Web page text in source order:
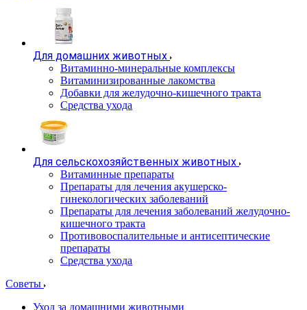
Для домашних животных
Витаминно-минеральные комплексы
Витаминизированные лакомства
Добавки для желудочно-кишечного тракта
Средства ухода
Для сельскохозяйственных животных
Витаминные препараты
Препараты для лечения акушерско-
гинекологических заболеваний
Препараты для лечения заболеваний желудочно-
кишечного тракта
Противовоспалительные и антисептические
препараты
Средства ухода
Советы
Уход за домашними животными